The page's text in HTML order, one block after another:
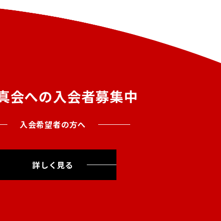
会への入会者募集中
入会希望者の方へ
詳しく見る